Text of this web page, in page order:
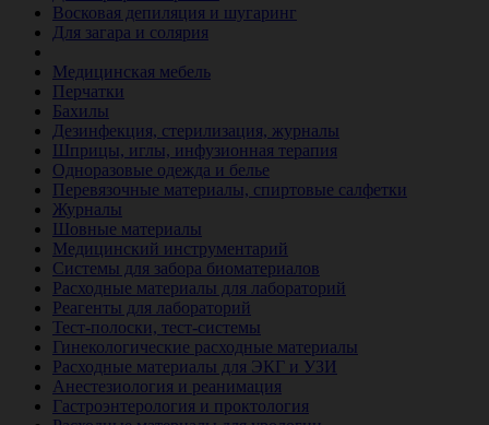
Восковая депиляция и шугаринг
Для загара и солярия
Медицинская мебель
Перчатки
Бахилы
Дезинфекция, стерилизация, журналы
Шприцы, иглы, инфузионная терапия
Одноразовые одежда и белье
Перевязочные материалы, спиртовые салфетки
Журналы
Шовные материалы
Медицинский инструментарий
Системы для забора биоматериалов
Расходные материалы для лабораторий
Реагенты для лабораторий
Тест-полоски, тест-системы
Гинекологические расходные материалы
Расходные материалы для ЭКГ и УЗИ
Анестезиология и реанимация
Гастроэнтерология и проктология